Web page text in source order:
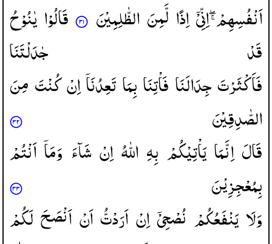
اَنْفُسِهِمْ ۖۚاِنِّیْۤاِذًا لَّمِنَ الظّٰلِمِیْنَ قَالُوْا یٰنُوْحُ
قَدْ
جٰدَلْتَنَا
فَاَكْثَرْتَجِدَالَنَافَاْتِنَابِمَاتَعِدُنَاۤاِنْكُنْتَمِنَ
الصّٰدِقِیْنَ
قَالَ اِنَّمَا یَاْتِیْكُمْ بِهِ اللّٰهُ اِنْ شَآءَ وَمَاۤ اَنْتُمْ
بِمُعْجِزِیْنَ
وَلَا یَنْفَعُكُمْ نُصْحِیْۤ اِنْ اَرَدْتُّ اَنْ اَنْصَحَ لَكُمْ